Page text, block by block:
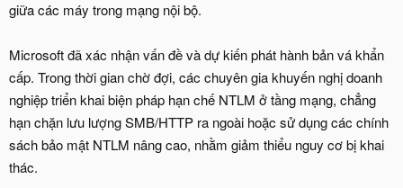
giữa các máy trong mạng nội bộ.
Microsoft đã xác nhận vấn đề và dự kiến phát hành bản vá khẩn
cấp. Trong thời gian chờ đợi, các chuyên gia khuyến nghị doanh
nghiệp triển khai biện pháp hạn chế NTLM ở tầng mạng, chẳng
hạn chặn lưu lượng SMB/HTTP ra ngoài hoặc sử dụng các chính
sách bảo mật NTLM nâng cao, nhằm giảm thiểu nguy cơ bị khai
thác.